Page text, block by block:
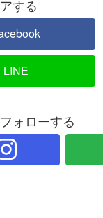
する
LINE
ォローする